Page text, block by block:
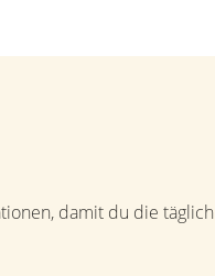
damit du die